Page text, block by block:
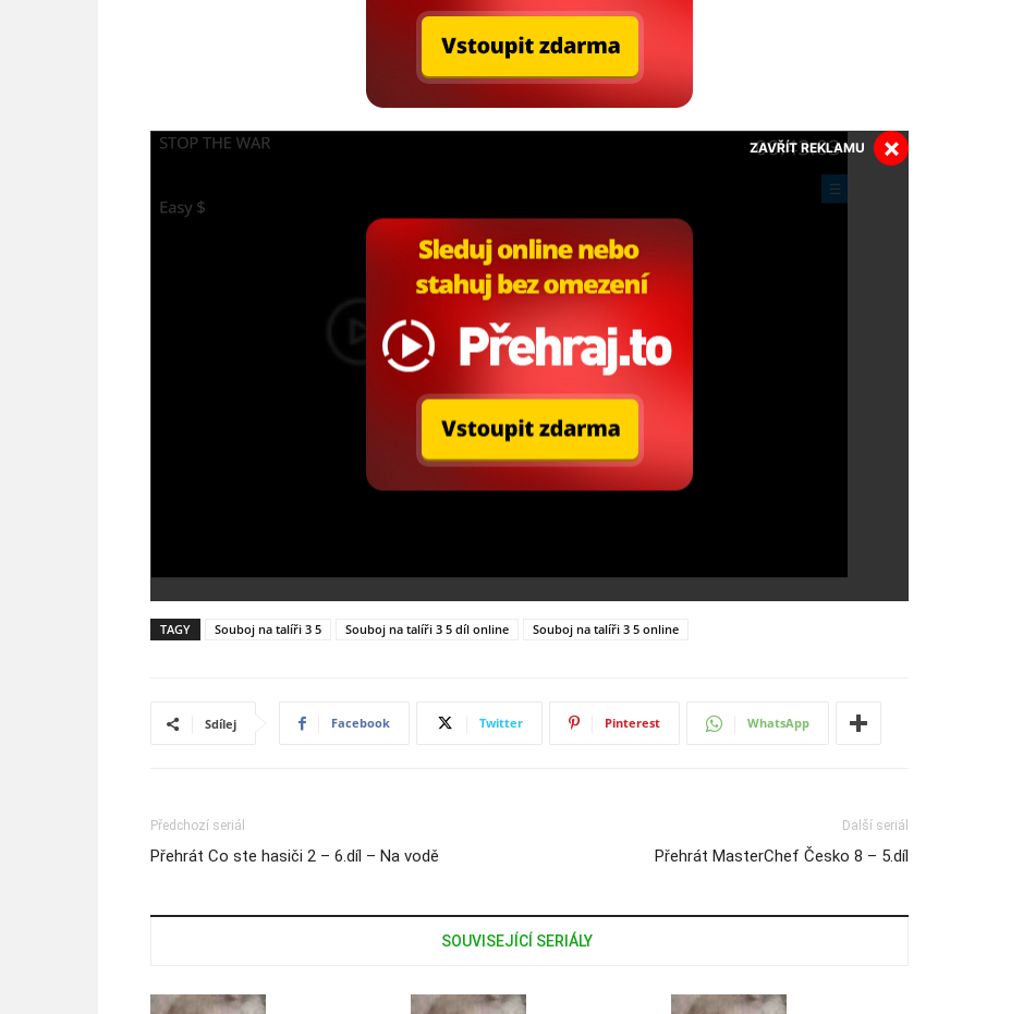
ZAVŘÍT REKLAMU ×
TAGY Souboj na talíři 3 5 Souboj na talíři 3 5 díl online Souboj na talíři 3 5 online
Sdílej Facebook Twitter Pinterest WhatsApp
Předchozí seriál
Přehrát Co ste hasiči 2 – 6.díl – Na vodě
Další seriál
Přehrát MasterChef Česko 8 – 5.díl
SOUVISEJÍCÍ SERIÁLY